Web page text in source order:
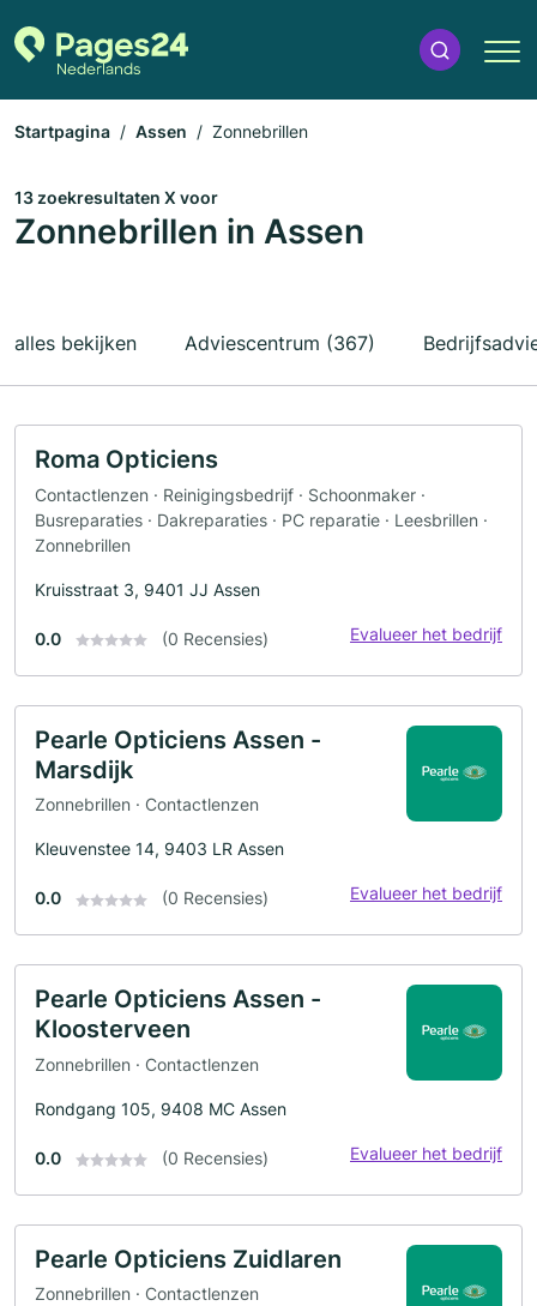
Startpagina Assen Zonnebrillen
13 zoekresultaten X voor
Zonnebrillen in Assen
alles bekijken Adviescentrum (367)
Roma Opticiens
Contactlenzen · Reinigingsbedrijf · Schoonmaker ·
Busreparaties · Dakreparaties · PC reparatie · Leesbrillen ·
Zonnebrillen
Kruisstraat 3, 9401 JJ Assen
0.0 (0 Recensies) Evalueer het bedrijf
Pearle Opticiens Assen -
Marsdijk
Zonnebrillen · Contactlenzen
Kleuvenstee 14, 9403 LR Assen
0.0 (0 Recensies) Evalueer het bedrijf
Pearle Opticiens Assen -
Kloosterveen
Zonnebrillen · Contactlenzen
Rondgang 105, 9408 MC Assen
0.0 (0 Recensies) Evalueer het bedrijf
Pearle Opticiens Zuidlaren
Zonnebrillen · Contactlenzen